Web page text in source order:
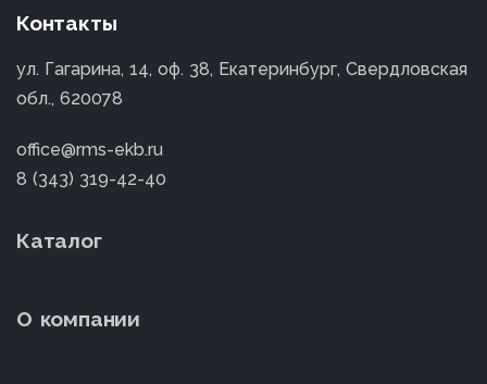
Контакты
ул. Гагарина, 14, оф. 38, Екатеринбург, Свердловская
обл., 620078
office@rms-ekb.ru
8 (343) 319-42-40
Каталог
О компании